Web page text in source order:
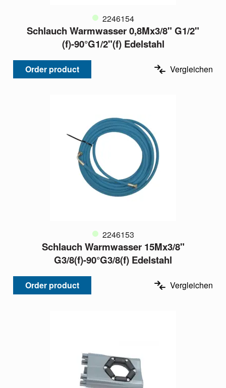
2246154
Schlauch Warmwasser 0,8Mx3/8" G1/2"
(f)-90°G1/2"(f) Edelstahl
Order product Vergleichen
2246153
Schlauch Warmwasser 15Mx3/8"
G3/8(f)-90°G3/8(f) Edelstahl
Order product Vergleichen